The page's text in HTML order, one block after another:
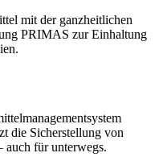
mit der ganzheitlichen
PRIMAS zur Einhaltung
die Sicherstellung von
auch für unterwegs.